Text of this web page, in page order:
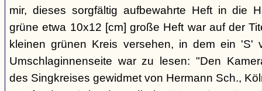
mir, dieses sorgfältig aufbewahrte Heft in die
grüne etwa 10x12 [cm] große Heft war auf der
kleinen grünen Kreis versehen, in dem ein 'S'
Umschlaginnenseite war zu lesen: "Den
des Singkreises gewidmet von Hermann Sch.,